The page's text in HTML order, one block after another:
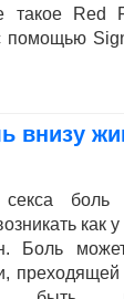
такое Red
помощью
внизу
боль
как
Боль